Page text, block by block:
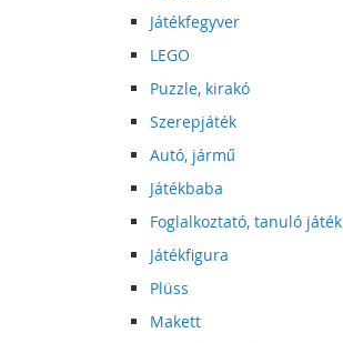
Játékfegyver
LEGO
Puzzle, kirakó
Szerepjáték
Autó, jármű
Játékbaba
Foglalkoztató, tanuló játék
Játékfigura
Plüss
Makett